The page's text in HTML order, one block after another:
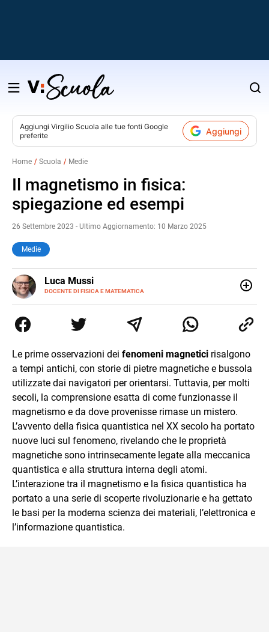
Salta
contenuto
Aggiungi Virgilio Scuola alle tue fonti Google
preferite
Aggiungi
Home Scuola Medie
Il magnetismo in fisica:
spiegazione ed esempi
26 Settembre 2023 - Ultimo Aggiornamento: 10 Marzo 2025
Medie
Luca Mussi
DOCENTE DI FISICA E MATEMATICA
LINKEDIN
ALTRI
SITI
supporto allo studio con sedi a Milano e in Brianza.
Appassionato di cucina, viaggi, e sport come rugby,
imparare.
Le prime osservazioni dei fenomeni magnetici risalgono
a tempi antichi, con storie di pietre magnetiche e bussola
utilizzate dai navigatori per orientarsi. Tuttavia, per molti
secoli, la comprensione esatta di come funzionasse il
magnetismo e da dove provenisse rimase un mistero.
L’avvento della fisica quantistica nel XX secolo ha portato
nuove luci sul fenomeno, rivelando che le proprietà
magnetiche sono intrinsecamente legate alla meccanica
quantistica e alla struttura interna degli atomi.
L’interazione tra il magnetismo e la fisica quantistica ha
portato a una serie di scoperte rivoluzionarie e ha gettato
le basi per la moderna scienza dei materiali, l’elettronica e
l’informazione quantistica.